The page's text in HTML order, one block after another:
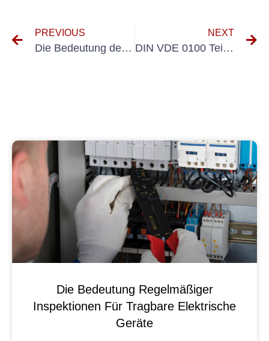
PREVIOUS
Die Bedeutung der DIN VDE 0100-Prüfung verstehen: Was Sie wissen müssen
NEXT
DIN VDE 0100 Teil 600 und DGUV Vorschrift 3 verstehen: Ein umfassender Leitfaden
Die Bedeutung Regelmäßiger
Inspektionen Für Tragbare Elektrische
Geräte